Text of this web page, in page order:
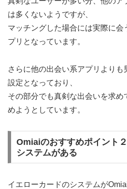
は多くないようですが、
マッチングした場合には実際に会
プリとなっています。
さらに他の出会い系アプリより
設定となっており、
その部分でも真剣な出会いを求
めようとしています。
Omiaiのおすすめポイント
システムがある
イエローカードのシステムが